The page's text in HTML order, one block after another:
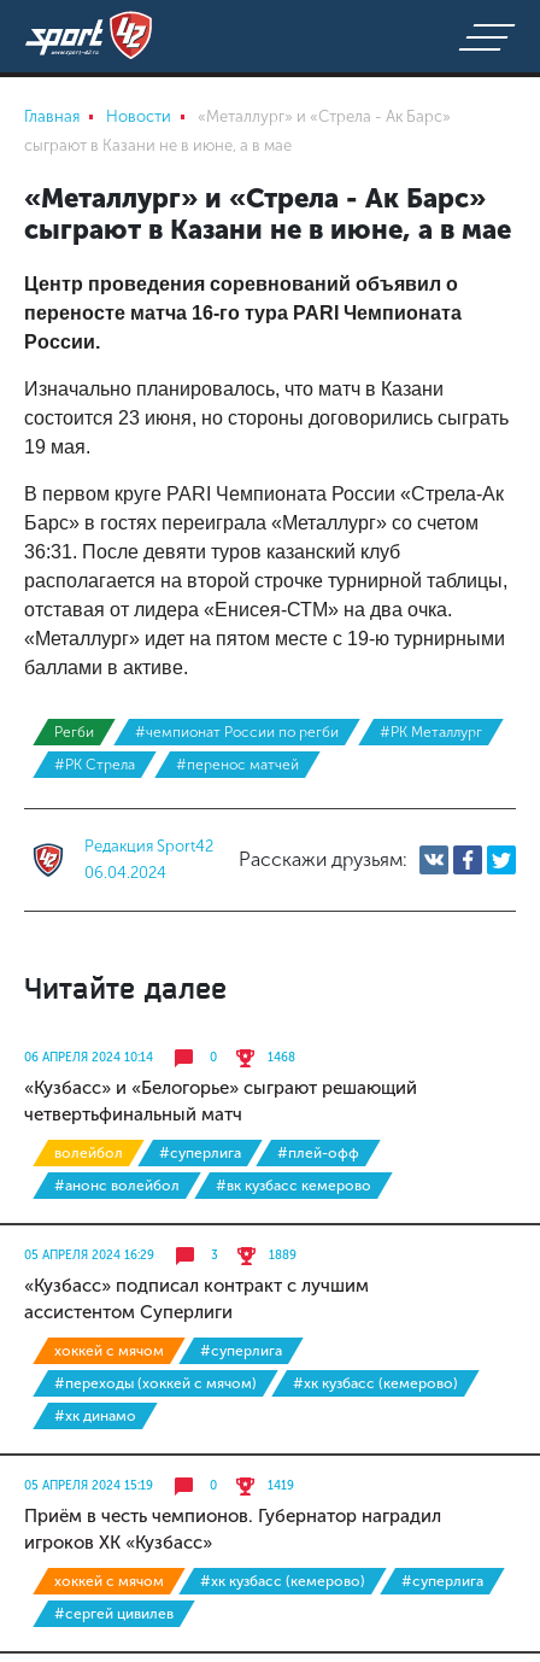
Главная Новости
«Металлург» и «Стрела - Ак Барс»
сыграют в Казани не в июне, а в мае
«Металлург» и «Стрела - Ак Барс»
сыграют в Казани не в июне, а в мае
Центр проведения соревнований объявил о
переносте матча 16-го тура PARI Чемпионата
России.
Изначально планировалось, что матч в Казани
состоится 23 июня, но стороны договорились сыграть
19 мая.
В первом круге PARI Чемпионата России «Стрела-Ак
Барс» в гостях переиграла «Металлург» со счетом
36:31. После девяти туров казанский клуб
располагается на второй строчке турнирной таблицы,
отставая от лидера «Енисея-СТМ» на два очка.
«Металлург» идет на пятом месте с 19-ю турнирными
баллами в активе.
Регби #чемпионат России по регби
#РК Металлург
#РК Стрела
#перенос матчей
Редакция Sport42
06.04.2024
Расскажи друзьям:
Читайте далее
06 АПРЕЛЯ 2024 10:14 0 1468
«Кузбасс» и «Белогорье» сыграют решающий
четвертьфинальный матч
волейбол #суперлига
#плей-офф
#анонс волейбол
#вк кузбасс кемерово
05 АПРЕЛЯ 2024 16:29 3 1889
«Кузбасс» подписал контракт с лучшим
ассистентом Суперлиги
хоккей с мячом
#суперлига
#переходы (хоккей с мячом)
#хк кузбасс (кемерово)
#хк динамо
05 АПРЕЛЯ 2024 15:19 0 1419
Приём в честь чемпионов. Губернатор наградил
игроков ХК «Кузбасс»
хоккей с мячом #хк кузбасс (кемерово)
#суперлига
#сергей цивилев